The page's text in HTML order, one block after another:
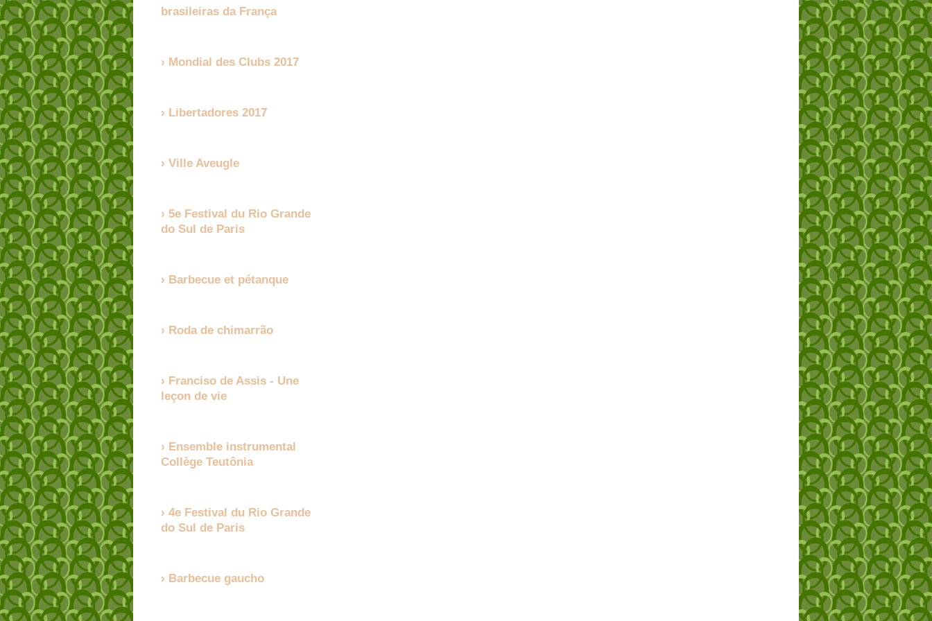
brasileiras da França
Mondial des Clubs 2017
Libertadores 2017
Ville Aveugle
5e Festival du Rio Grande
do Sul de Paris
Barbecue et pétanque
Roda de chimarrão
Franciso de Assis - Une
leçon de vie
Ensemble instrumental
Collège Teutônia
4e Festival du Rio Grande
do Sul de Paris
Barbecue gaucho